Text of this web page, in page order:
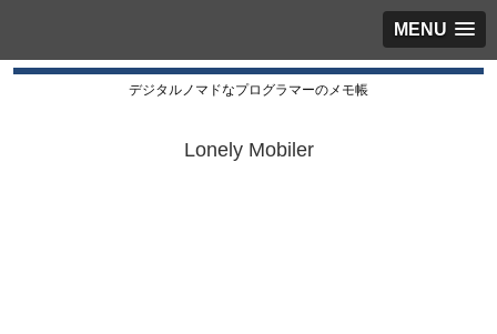
MENU
デジタルノマドなプログラマーのメモ帳
Lonely Mobiler